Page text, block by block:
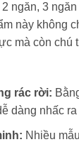
ngăn, 3
này không
mà còn chú
rác rời:
dàng nhấc
Nhiều